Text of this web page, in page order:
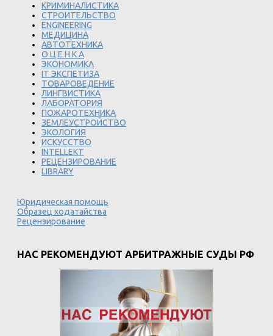
КРИМИНАЛИСТИКА
СТРОИТЕЛЬСТВО
ENGINEERING
МЕДИЦИНА
АВТОТЕХНИКА
О Ц Е Н К А
ЭКОНОМИКА
IT ЭКСПЕТИЗА
ТОВАРОВЕДЕНИЕ
ЛИНГВИСТИКА
ЛАБОРАТОРИЯ
ПОЖАРОТЕХНИКА
ЗЕМЛЕУСТРОЙСТВО
ЭКОЛОГИЯ
ИСКУССТВО
INTELLEKT
РЕЦЕНЗИРОВАНИЕ
LIBRARY
Юридическая помощь
Образец ходатайства
Рецензирование
НАС РЕКОМЕНДУЮТ АРБИТРАЖНЫЕ СУДЫ РФ